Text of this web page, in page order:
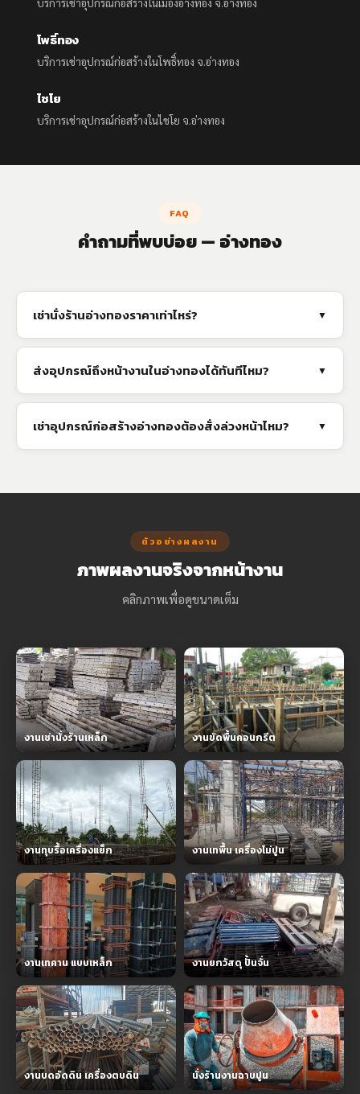
บริการเช่าอุปกรณ์ก่อสร้างในเมืองอ่างทอง จ.อ่างทอง
โพธิ์ทอง
บริการเช่าอุปกรณ์ก่อสร้างในโพธิ์ทอง จ.อ่างทอง
ไชโย
บริการเช่าอุปกรณ์ก่อสร้างในไชโย จ.อ่างทอง
FAQ
คำถามที่พบบ่อย — อ่างทอง
เช่านั่งร้านอ่างทองราคาเท่าไหร่? ▼
ส่งอุปกรณ์ถึงหน้างานในอ่างทองได้ทันทีไหม? ▼
เช่าอุปกรณ์ก่อสร้างอ่างทองต้องสั่งล่วงหน้าไหม? ▼
ตัวอย่างผลงาน
ภาพผลงานจริงจากหน้างาน
คลิกภาพเพื่อดูขนาดเต็ม
งานเช่านั่งร้านเหล็ก งานขัดพื้นคอนกรีต
งานทุบรื้อเครื่องแย็ก งานเทพื้น เครื่องโม่ปูน
งานเทคาน แบบเหล็ก งานยกวัสดุ ปั้นจั่น
งานบดอัดดิน เครื่องตบดิน นั่งร้านงานฉาบปูน